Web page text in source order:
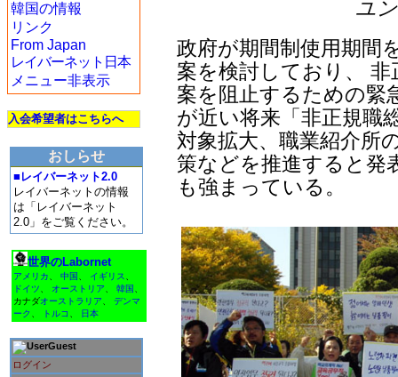
韓国の情報
リンク
From Japan
レイバーネット日本
メニュー非表示
入会希望者はこちらへ
おしらせ
■レイバーネット2.0
レイバーネットの情報
は「レイバーネット
2.0」をご覧ください。
世界のLabornet
アメリカ 中国 イギリス
ドイツ
オーストリア 韓国
カナダオーストラリア
デンマ
ーク
トルコ 日本
Guest
ログイン
ユ
政府が期間制使用期間
案を検討しており、
案を阻止するための緊
が近い将来「非正規職
対象拡大、職業紹介所
策などを推進すると発
も強まっている。